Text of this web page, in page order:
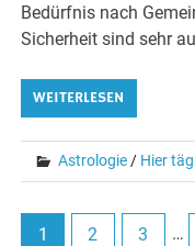
Bedürfnis nach
Sicherheit sind sehr
WEITERLESEN
Astrologie / Hier
1 2 3 …